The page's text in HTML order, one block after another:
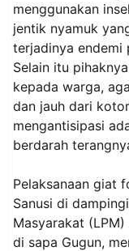
menggunakan
jentik nyamuk
terjadinya endemi
Selain itu
kepada warga,
dan jauh dari
mengantisipasi
berdarah
Pelaksanaan giat
Sanusi di
Masyarakat
di sapa Gugun,